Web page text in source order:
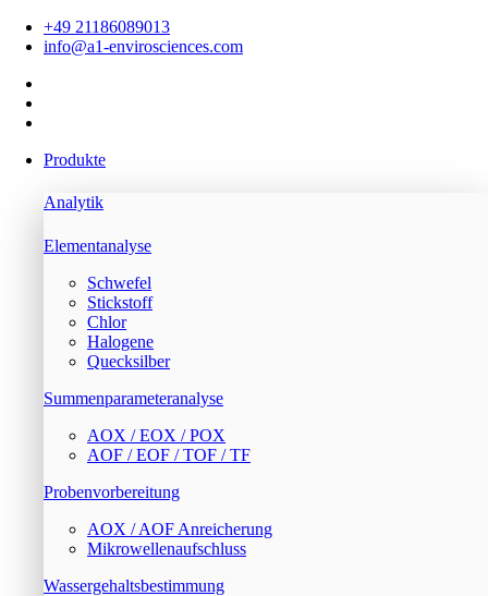
+49 21186089013
info@a1-envirosciences.com
Produkte
Analytik
Elementanalyse
Schwefel
Stickstoff
Chlor
Halogene
Quecksilber
Summenparameteranalyse
AOX / EOX / POX
AOF / EOF / TOF / TF
Probenvorbereitung
AOX / AOF Anreicherung
Mikrowellenaufschluss
Wassergehaltsbestimmung